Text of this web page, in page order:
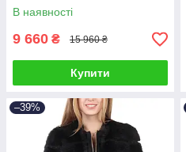
В наявності
9 660 ₴ 15 960 ₴
Купити
–39%